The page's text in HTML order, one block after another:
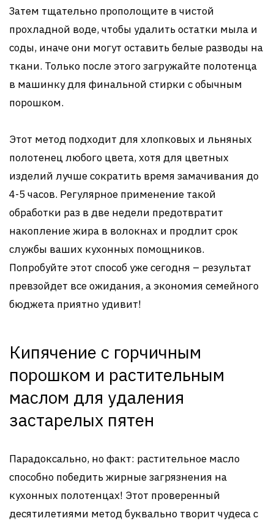
Затем тщательно прополощите в чистой
прохладной воде, чтобы удалить остатки мыла и
соды, иначе они могут оставить белые разводы на
ткани. Только после этого загружайте полотенца
в машинку для финальной стирки с обычным
порошком.
Этот метод подходит для хлопковых и льняных
полотенец любого цвета, хотя для цветных
изделий лучше сократить время замачивания до
4-5 часов. Регулярное применение такой
обработки раз в две недели предотвратит
накопление жира в волокнах и продлит срок
службы ваших кухонных помощников.
Попробуйте этот способ уже сегодня – результат
превзойдет все ожидания, а экономия семейного
бюджета приятно удивит!
Кипячение с горчичным
порошком и растительным
маслом для удаления
застарелых пятен
Парадоксально, но факт: растительное масло
способно победить жирные загрязнения на
кухонных полотенцах! Этот проверенный
десятилетиями метод буквально творит чудеса с